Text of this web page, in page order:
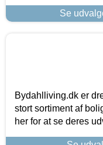
Se
Bydahlliving.dk er
stort sortiment af
her for at se deres